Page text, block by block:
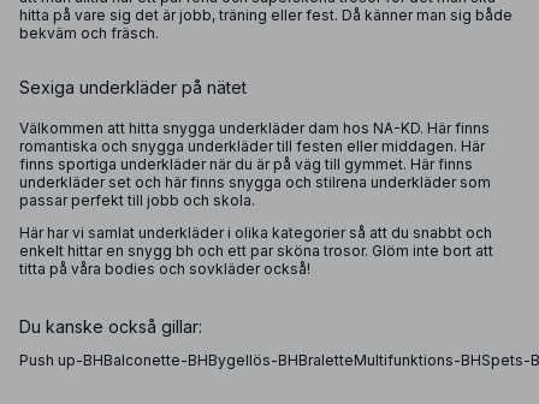
hitta på vare sig det är jobb, träning eller fest. Då känner man sig både
bekväm och fräsch.
Sexiga underkläder på nätet
Välkommen att hitta snygga underkläder dam hos NA-KD. Här finns
romantiska och snygga underkläder till festen eller middagen. Här
finns sportiga underkläder när du är på väg till gymmet. Här finns
underkläder set och här finns snygga och stilrena underkläder som
passar perfekt till jobb och skola.
Här har vi samlat underkläder i olika kategorier så att du snabbt och
enkelt hittar en snygg bh och ett par sköna trosor. Glöm inte bort att
titta på våra bodies och sovkläderockså!
Du kanske också gillar:
Push up-BHBalconette-BHBygellös-BHBraletteMultifunktions-BHSpets-